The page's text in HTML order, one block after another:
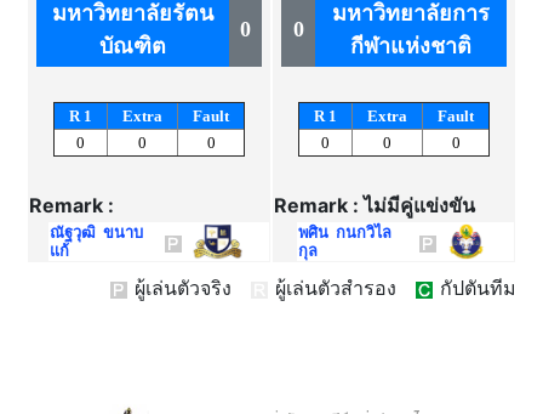
มหาวิทยาลัยรัตน
บัณฑิต
0
R 1 Extra
Fault
0
0 0
Remark :
ณัฐวุฒิ ขนาบ
แก้
0
มหาวิทยาลัยการ
กีฬาแห่งชาติ
R 1 Extra
Fault
0
0 0
Remark : ไม่มีคู่แข่งขัน
พศิน กนกวิไล
กุล
ผู้เล่นตัวจริง ผู้เล่นตัวสำรอง กัปตันทีม